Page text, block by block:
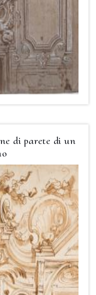
di parete di un